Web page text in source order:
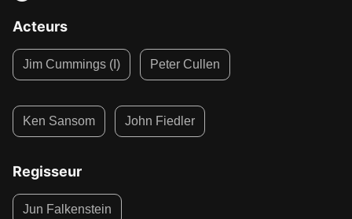
Acteurs
Jim Cummings (I) Peter Cullen
Ken Sansom John Fiedler
Regisseur
Jun Falkenstein